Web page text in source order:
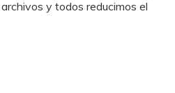
y todos reducimos el